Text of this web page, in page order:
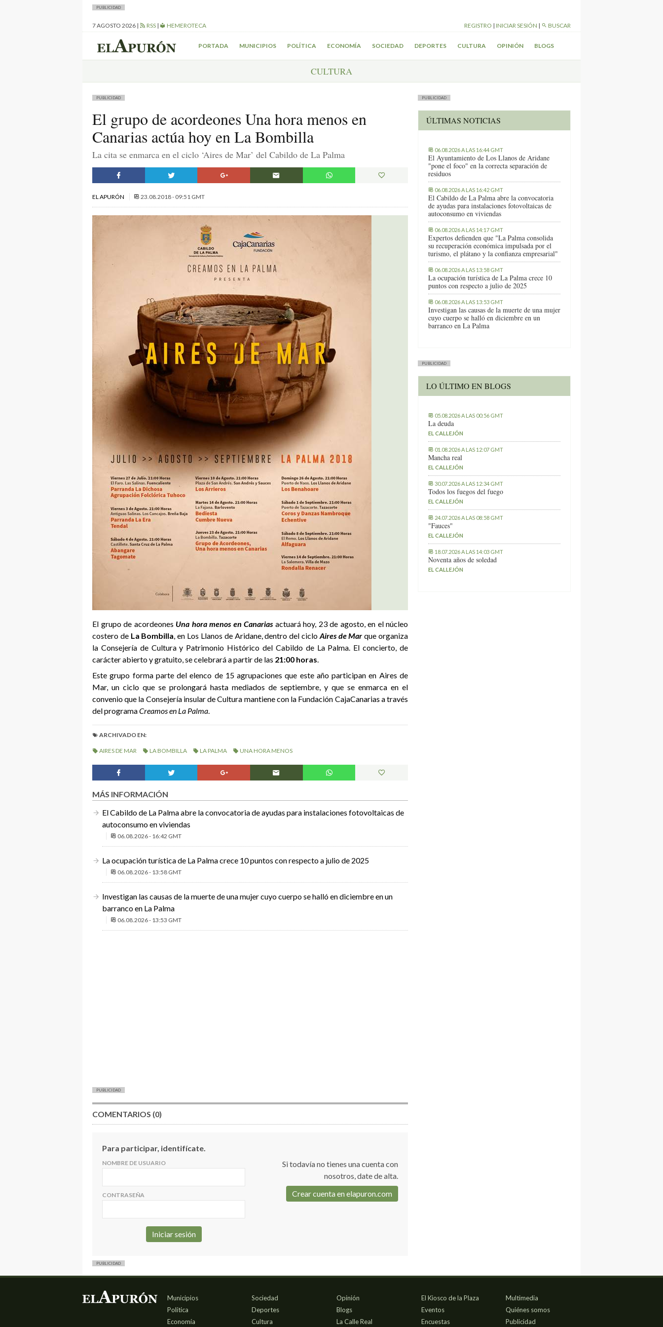
PUBLICIDAD
7 AGOSTO 2026 | RSS | HEMEROTECA REGISTRO | INICIAR SESIÓN | BUSCAR
PORTADA MUNICIPIOS POLÍTICA ECONOMÍA SOCIEDAD DEPORTES CULTURA OPINIÓN BLOGS
CULTURA
PUBLICIDAD
El grupo de acordeones Una hora menos en
Canarias actúa hoy en La Bombilla
La cita se enmarca en el ciclo ‘Aires de Mar’ del Cabildo de La Palma
EL APURÓN 23.08.2018 - 09:51 GMT
El grupo de acordeones Una hora menos en Canarias actuará hoy, 23 de agosto, en el núcleo
costero de La Bombilla, en Los Llanos de Aridane,dentro del ciclo Aires de Mar que organiza
la Consejería de Cultura y Patrimonio Histórico del Cabildo de La Palma. El concierto, de
carácter abierto y gratuito, se celebrará a partir de las 21:00 horas.
Este grupo forma parte del elenco de 15 agrupaciones que este año participan en Aires de
Mar, un ciclo que se prolongará hasta mediados de septiembre, y que se enmarca en el
convenio que la Consejería insular de Cultura mantiene con la Fundación CajaCanarias a través
del programaCreamos en La Palma.
ARCHIVADO EN:
AIRES DE MAR LA BOMBILLA LA PALMA UNA HORA MENOS
MÁS INFORMACIÓN
El Cabildo de La Palma abre la convocatoria de ayudas para instalaciones fotovoltaicas de
autoconsumo en viviendas
06.08.2026 - 16:42 GMT
La ocupación turística de La Palma crece 10 puntos con respecto a julio de 2025
06.08.2026 - 13:58 GMT
Investigan las causas de la muerte de una mujer cuyo cuerpo se halló en diciembre en un
barranco en La Palma
06.08.2026 - 13:53 GMT
PUBLICIDAD
COMENTARIOS (0)
Para participar, identifícate.
NOMBRE DE USUARIO
CONTRASEÑA
Si todavía no tienes una cuenta con
nosotros, date de alta.
Crear cuenta en elapuron.com
PUBLICIDAD
ÚLTIMAS NOTICIAS
06.08.2026 A LAS 16:44 GMT
El Ayuntamiento de Los Llanos de Aridane
"pone el foco" en la correcta separación de
residuos
06.08.2026 A LAS 16:42 GMT
El Cabildo de La Palma abre la convocatoria
de ayudas para instalaciones fotovoltaicas de
autoconsumo en viviendas
06.08.2026 A LAS 14:17 GMT
Expertos defienden que "La Palma consolida
su recuperación económica impulsada por el
turismo, el plátano y la confianza empresarial"
06.08.2026 A LAS 13:58 GMT
La ocupación turística de La Palma crece 10
puntos con respecto a julio de 2025
06.08.2026 A LAS 13:53 GMT
Investigan las causas de la muerte de una mujer
cuyo cuerpo se halló en diciembre en un
barranco en La Palma
PUBLICIDAD
LO ÚLTIMO EN BLOGS
05.08.2026 A LAS 00:56 GMT
La deuda
EL CALLEJÓN
01.08.2026 A LAS 12:07 GMT
Mancha real
EL CALLEJÓN
30.07.2026 A LAS 12:34 GMT
Todos los fuegos del fuego
EL CALLEJÓN
24.07.2026 A LAS 08:58 GMT
"Fauces"
EL CALLEJÓN
18.07.2026 A LAS 14:03 GMT
Noventa años de soledad
EL CALLEJÓN
PUBLICIDAD
Municipios
Política
Economía
Sociedad
Deportes
Cultura
Opinión
Blogs
La Calle Real
El Kiosco de la Plaza
Eventos
Encuestas
Multimedia
Quiénes somos
Publicidad